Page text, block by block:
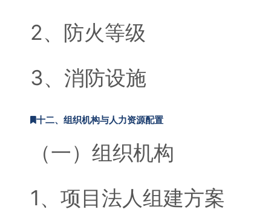
2、防火等级
3、消防设施
十二、组织机构与人力资源配置
（一）组织机构
1、项目法人组建方案